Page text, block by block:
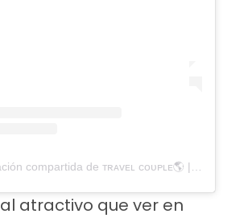
Una publicación compartida de ᴛʀᴀᴠᴇʟ ᴄᴏᴜᴘʟᴇ🌎 | ᴄᴀᴍɪɴɪᴛᴏ ᴀᴍᴏʀ (@caminitoamor)
atractivo que ver en